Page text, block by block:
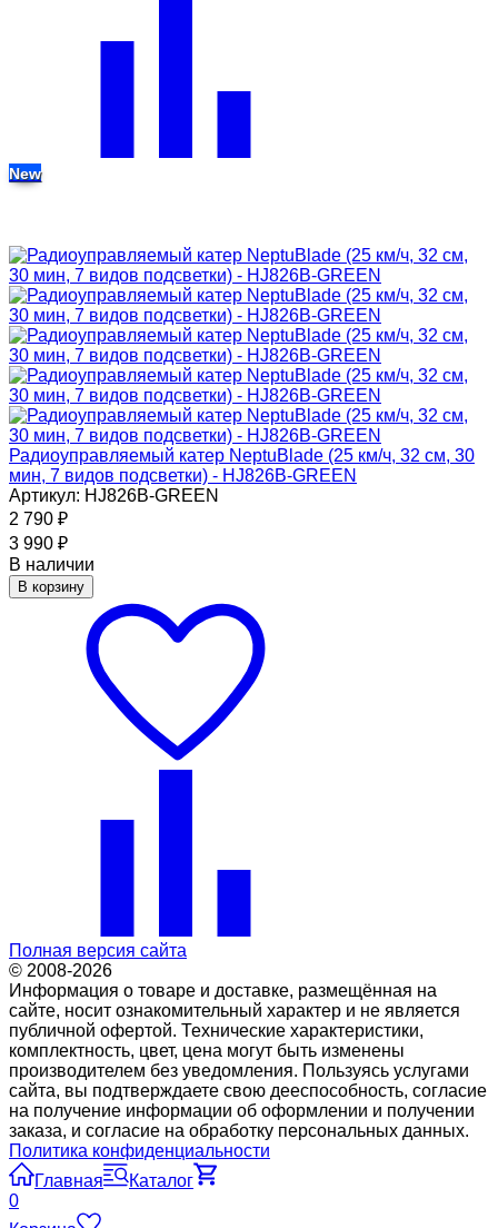
New
Радиоуправляемый катер NeptuBlade (25 км/ч, 32 см, 30
мин, 7 видов подсветки) - HJ826B-GREEN
Артикул: HJ826B-GREEN
2 790 ₽
3 990 ₽
В наличии
В корзину
Полная версия сайта
© 2008-2026
Информация о товаре и доставке, размещённая на
сайте, носит ознакомительный характер и не является
публичной офертой. Технические характеристики,
комплектность, цвет, цена могут быть изменены
производителем без уведомления. Пользуясь услугами
сайта, вы подтверждаете свою дееспособность, согласие
на получение информации об оформлении и получении
заказа, и согласие на обработку персональных данных.
Политика конфиденциальности
Главная
Каталог
0